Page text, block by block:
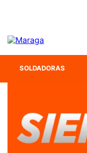
SOLDADORAS